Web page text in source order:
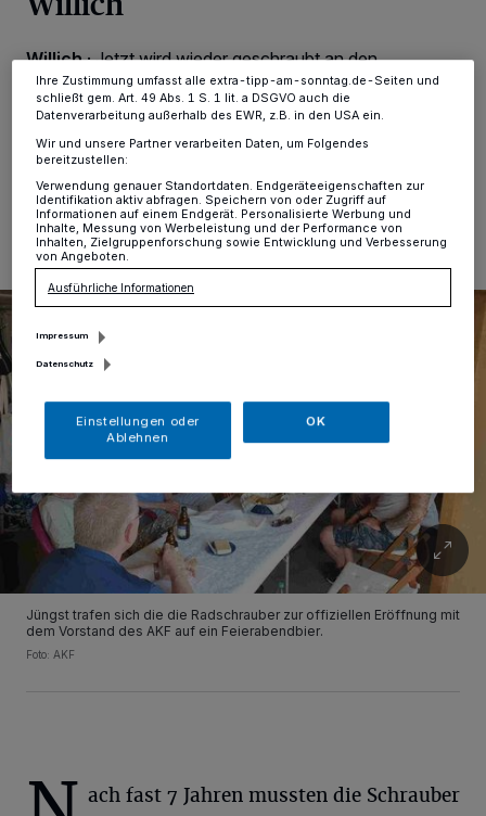
Willich·Jetzt wird wieder geschraubt an den
Drahteseln: Der AKF hat eine neue Fahrradwerkstatt in
Willich.
15.07.2024 , 12:40 Uhr Eine Minute Lesezeit
Jüngst trafen sich die die Radschrauber zur offiziellen Eröffnung mit
dem Vorstand des AKF auf ein Feierabendbier.
Foto: AKF
ach fast 7 Jahren mussten die Schrauber
Einstellungen oder Ablehnen am unteren Rand der Webseite klicken.
Informationen finden Sie in unserer Datenschutzerklärung.
Ihre Zustimmung umfasst alle extra-tipp-am-sonntag.de-Seiten und
schließt gem. Art. 49 Abs. 1 S. 1 lit. a DSGVO auch die
Datenverarbeitung außerhalb des EWR, z.B. in den USA ein.
Wir und unsere Partner verarbeiten Daten, um Folgendes
bereitzustellen:
Verwendung genauer Standortdaten. Endgeräteeigenschaften zur
Identifikation aktiv abfragen. Speichern von oder Zugriff auf
Informationen auf einem Endgerät. Personalisierte Werbung und
Inhalte, Messung von Werbeleistung und der Performance von
Inhalten, Zielgruppenforschung sowie Entwicklung und Verbesserung
von Angeboten.
Ausführliche Informationen
Impressum
Datenschutz
Einstellungen oder
Ablehnen
OK